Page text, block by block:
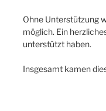
Ohne Unterstützung
möglich. Ein
unterstützt haben.
Insgesamt kamen